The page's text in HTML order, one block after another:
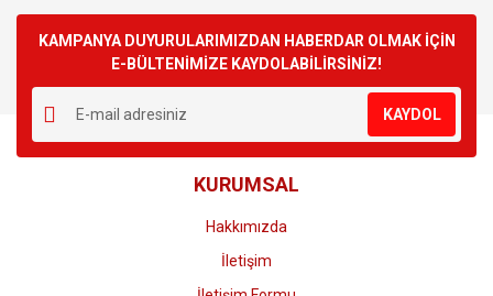
Yorum Yaz
kullanarak tarafımıza iletebilirsiniz.
Görüş ve önerileriniz için teşekkür ederiz.
Ürün resmi kalitesiz, bozuk veya görüntülenemiyor.
Ürün açıklamasında eksik bilgiler bulunuyor.
Ürün bilgilerinde hatalar bulunuyor.
Ürün fiyatı diğer sitelerden daha pahalı.
KAMPANYA DUYURULARIMIZDAN HABERDAR OLMAK İÇİN
E-BÜLTENİMİZE KAYDOLABİLİRSİNİZ!
KAYDOL
KURUMSAL
Hakkımızda
İletişim